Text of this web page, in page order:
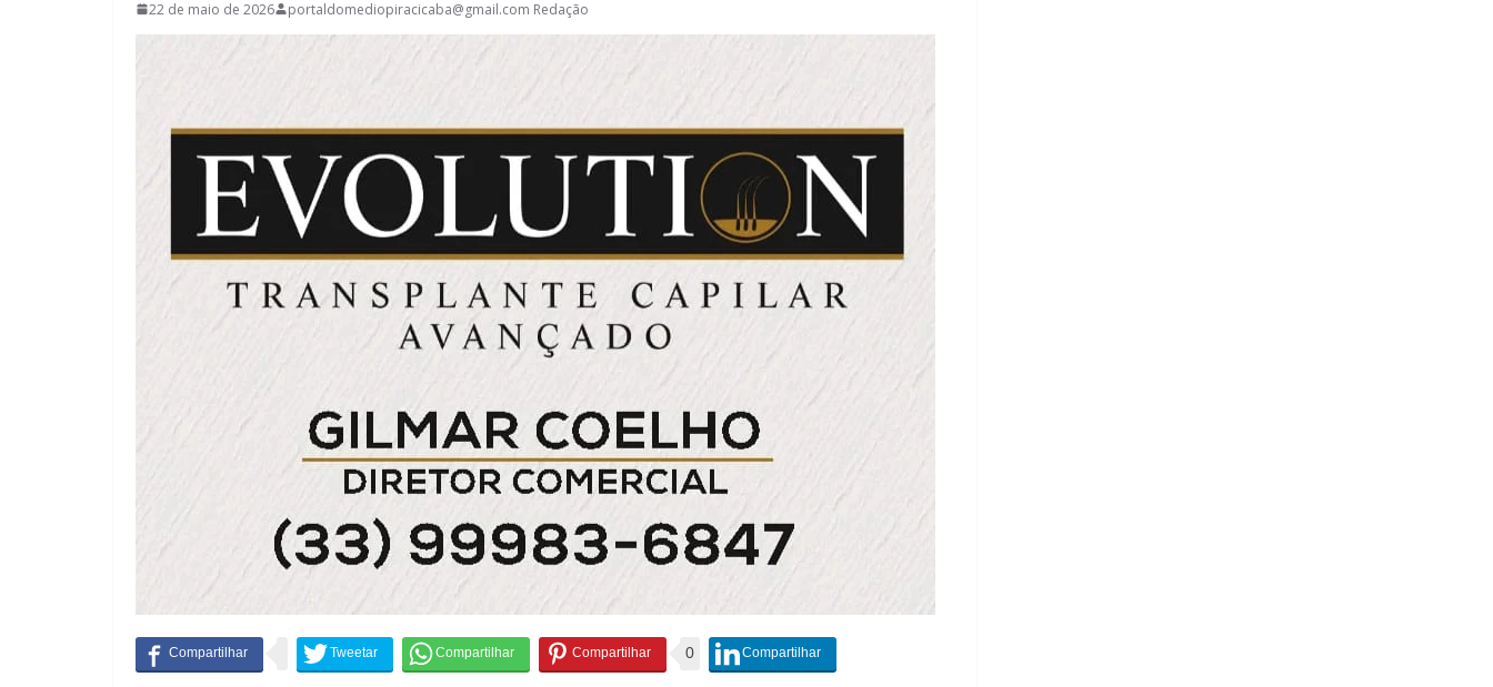
22 de maio de 2026 portaldomediopiracicaba@gmail.com Redação
0